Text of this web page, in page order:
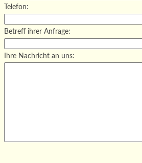
Telefon:
Betreff ihrer Anfrage:
Ihre Nachricht an uns: